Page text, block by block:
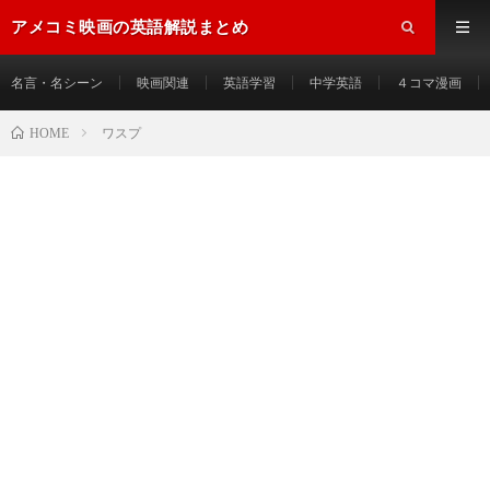
アメコミ映画の英語解説まとめ
名言・名シーン 映画関連 英語学習 中学英語 ４コマ漫画
HOME ワスプ